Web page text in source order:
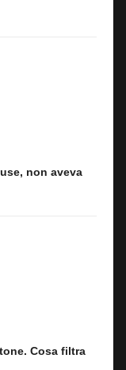
non aveva
Cosa filtra